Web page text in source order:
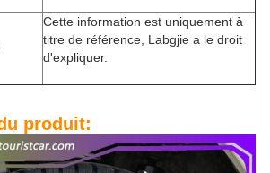
Cette information est uniquement à
titre de référence, Labgjie a le droit
d'expliquer.
produit: